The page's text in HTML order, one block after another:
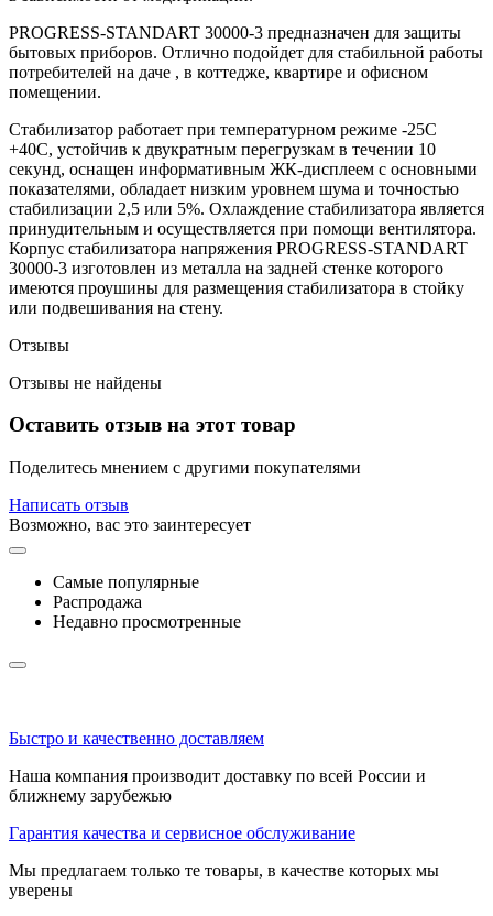
PROGRESS-STANDART 30000-3 предназначен для защиты
бытовых приборов. Отлично подойдет для стабильной работы
потребителей на даче , в коттедже, квартире и офисном
помещении.
Стабилизатор работает при температурном режиме -25С
+40С, устойчив к двукратным перегрузкам в течении 10
секунд, оснащен информативным ЖК-дисплеем с основными
показателями, обладает низким уровнем шума и точностью
стабилизации 2,5 или 5%. Охлаждение стабилизатора является
принудительным и осуществляется при помощи вентилятора.
Корпус стабилизатора напряжения PROGRESS-STANDART
30000-3 изготовлен из металла на задней стенке которого
имеются проушины для размещения стабилизатора в стойку
или подвешивания на стену.
Отзывы
Отзывы не найдены
Оставить отзыв на этот товар
Поделитесь мнением с другими покупателями
Написать отзыв
Возможно, вас это заинтересует
Самые популярные
Распродажа
Недавно просмотренные
Быстро и качественно доставляем
Наша компания производит доставку по всей России и
ближнему зарубежью
Гарантия качества и сервисное обслуживание
Мы предлагаем только те товары, в качестве которых мы
уверены